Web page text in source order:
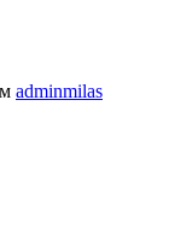
adminmilas